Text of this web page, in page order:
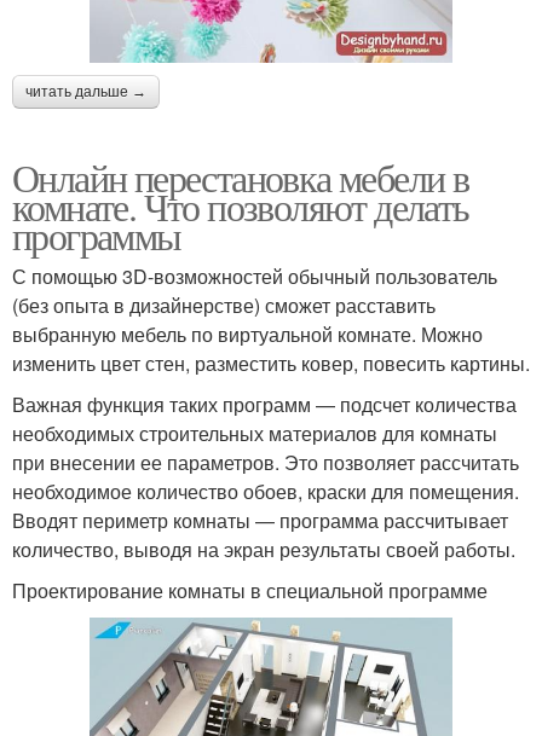
читать дальше →
Онлайн перестановка мебели в
комнате. Что позволяют делать
программы
С помощью 3D-возможностей обычный пользователь
(без опыта в дизайнерстве) сможет расставить
выбранную мебель по виртуальной комнате. Можно
изменить цвет стен, разместить ковер, повесить картины.
Важная функция таких программ — подсчет количества
необходимых строительных материалов для комнаты
при внесении ее параметров. Это позволяет рассчитать
необходимое количество обоев, краски для помещения.
Вводят периметр комнаты — программа рассчитывает
количество, выводя на экран результаты своей работы.
Проектирование комнаты в специальной программе